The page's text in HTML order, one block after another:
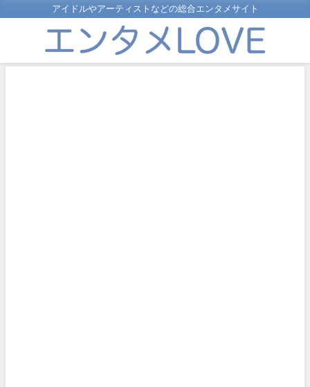
アイドルやアーティストなどの総合エンタメサイト